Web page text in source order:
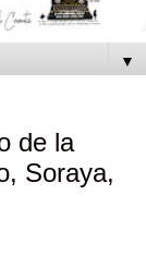
▼
de la
Soraya,